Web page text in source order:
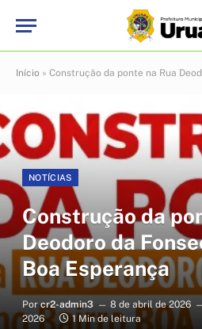
Início » Construção da ponte na Rua Deodoro
NOTÍCIAS
Construção da
Deodoro da
Boa Esperança
Por cr2-admin3 8 de abril de 2026
2026
1 Min de leitura